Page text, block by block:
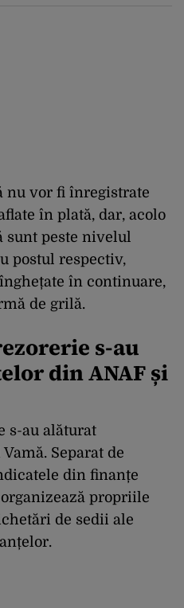
nu vor fi înregistrate
în plată, dar, acolo
sunt peste nivelul
postul respectiv,
în continuare,
de grilă.
s-au
din ANAF și
s-au alăturat
Separat de
din finanțe
propriile
de sedii ale